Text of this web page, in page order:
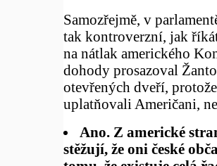
Samozřejmě, v
tak kontroverzní, jak
na nátlak amerického
dohody prosazoval
otevřených dveří,
uplatňovali Američani,
Ano. Z americké
stěžují, že oni české